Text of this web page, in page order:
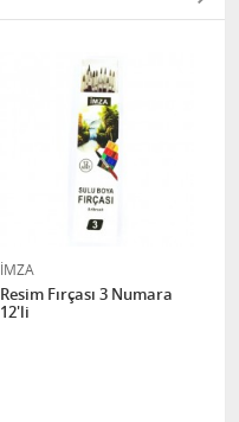
İMZA
Resim Fırçası 3 Numara
12'li